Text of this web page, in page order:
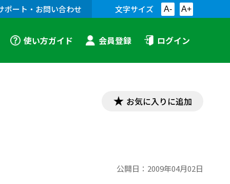
ポート・お問い合わせ 文字サイズ A- A+
使い方ガイド 会員登録 ログイン
お気に入りに追加
公開日： 2009年04月02日